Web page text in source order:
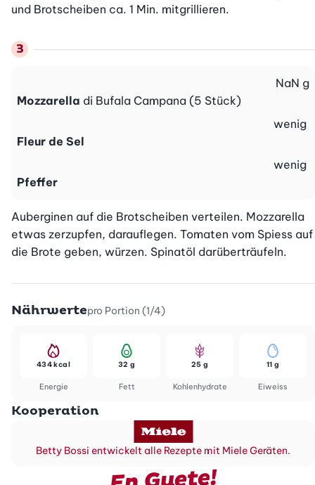
und Brotscheiben ca. 1 Min. mitgrillieren.
Mozzarella di Bufala Campana (5 Stück)
NaN g
Fleur de Sel
wenig
Pfeffer
wenig
Auberginen auf die Brotscheiben verteilen. Mozzarella
etwas zerzupfen, darauflegen. Tomaten vom Spiess auf
die Brote geben, würzen. Spinatöl darüberträufeln.
Nährwertepro Portion (1/4)
Energie
434 kcal
Fett
32 g
Kohlenhydrate
25 g
Eiweiss
11 g
Kooperation
Betty Bossi entwickelt alle Rezepte mit Miele Geräten.